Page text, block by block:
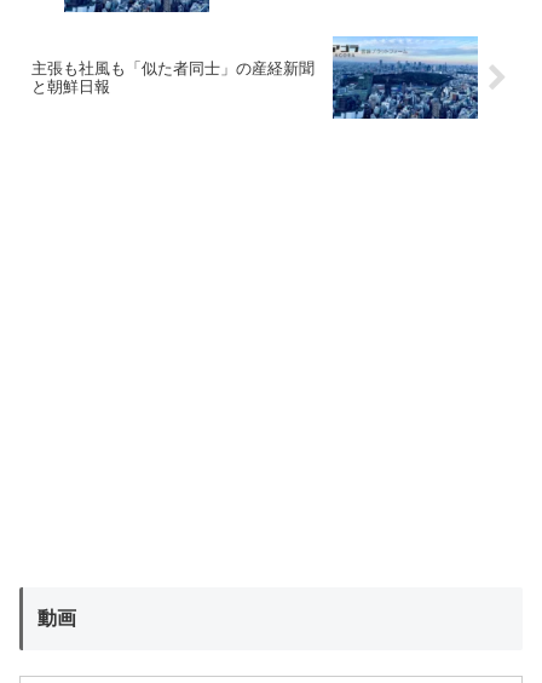
主張も社風も「似た者同士」の産経新聞
と朝鮮日報
動画